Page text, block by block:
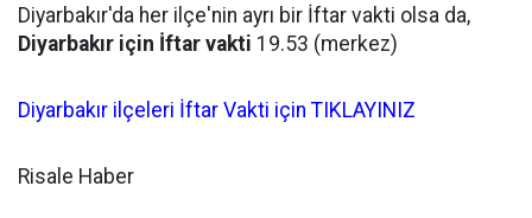
Diyarbakır'da her ilçe'nin ayrı bir İftar vakti olsa da,
Diyarbakır için İftar vakti 19.53 (merkez)
Diyarbakır ilçeleri İftar Vakti için TIKLAYINIZ
Risale Haber